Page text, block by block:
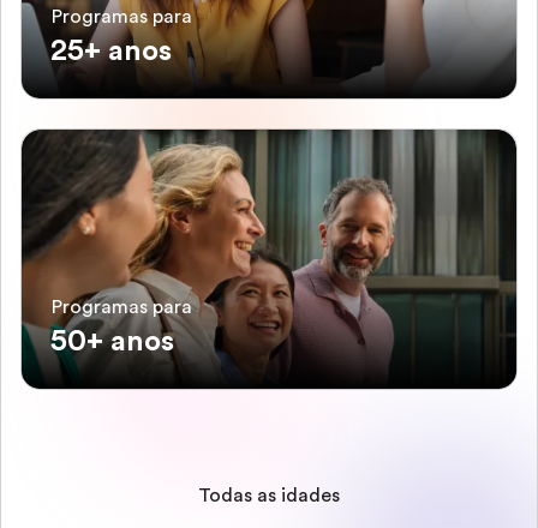
Programas para
25+ anos
Programas para
50+ anos
Todas as idades